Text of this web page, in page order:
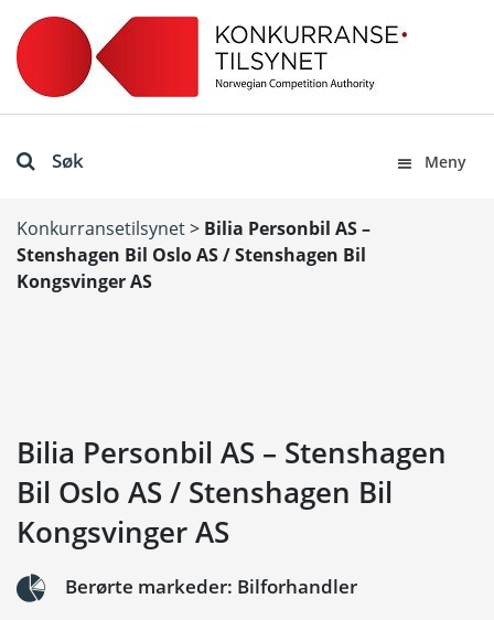
Søk Meny
Konkurransetilsynet> Bilia Personbil AS –
Stenshagen Bil Oslo AS / Stenshagen Bil
Kongsvinger AS
Bilia Personbil AS – Stenshagen
Bil Oslo AS / Stenshagen Bil
Kongsvinger AS
Berørte markeder: Bilforhandler